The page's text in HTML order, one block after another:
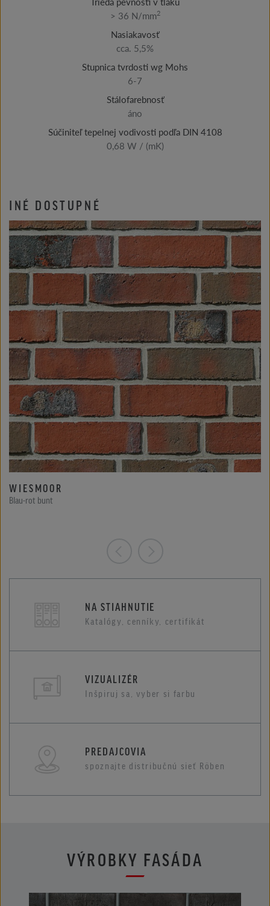
> 36 N/mm2
Nasiakavosť
cca. 5,5%
Stupnica tvrdosti wg Mohs
6-7
Stálofarebnosť
áno
Súčiniteľ tepelnej vodivosti podľa DIN 4108
0,68 W / (mK)
INÉ DOSTUPNÉ
WIESMOOR
Blau-rot bunt
NA STIAHNUTIE
Katalógy, cenníky, certifikát
VIZUALIZÉR
Inšpiruj sa, vyber si farbu
PREDAJCOVIA
spoznajte distribučnú sieť Röben
VÝROBKY FASÁDA